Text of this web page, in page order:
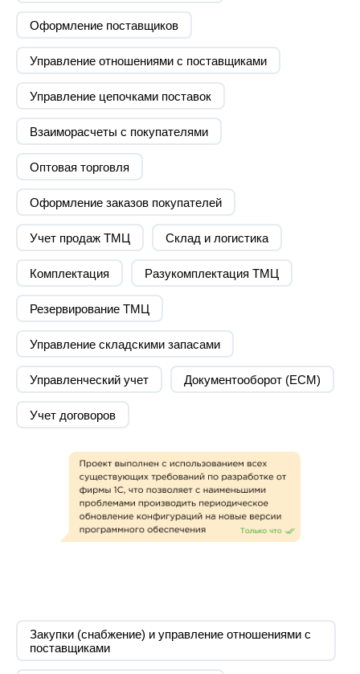
Оформление поставщиков
Управление отношениями с поставщиками
Управление цепочками поставок
Взаиморасчеты с покупателями
Оптовая торговля
Оформление заказов покупателей
Учет продаж ТМЦ Склад и логистика
Комплектация Разукомплектация ТМЦ
Резервирование ТМЦ
Управление складскими запасами
Управленческий учет Документооборот (ECM)
Учет договоров
ООО Глобус, занимает лидирующие позиции на
Клиент
Перечень автоматизированных
функций
Закупки (снабжение) и управление отношениями с
поставщиками